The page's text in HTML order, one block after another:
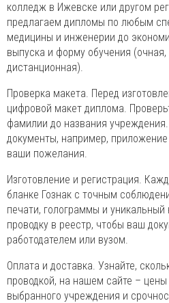
колледж в Ижевске или другом
предлагаем дипломы по любым
медицины и инженерии до
выпуска и форму обучения (очная,
дистанционная).
Проверка макета. Перед
цифровой макет диплома.
фамилии до названия
документы, например,
ваши пожелания.
Изготовление и регистрация.
бланке Гознак с точным
печати, голограммы и
проводку в реестр, чтобы ваш
работодателем или вузом.
Оплата и доставка. Узнайте,
проводкой, на нашем сайте –
выбранного учреждения и